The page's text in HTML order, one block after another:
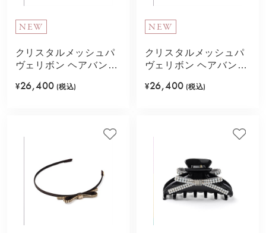
NEW
クリスタルメッシュパ
ヴェリボン ヘアバンド
¥26,400 (税込)
NEW
クリスタルメッシュパ
ヴェリボン ヘアバンド
¥26,400 (税込)